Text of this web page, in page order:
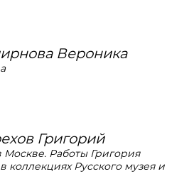
Вероника
Григорий
Работы Григория
коллекциях Русского музея и